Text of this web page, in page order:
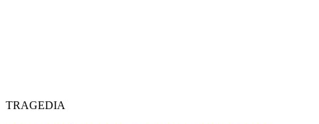
TRAGEDIA